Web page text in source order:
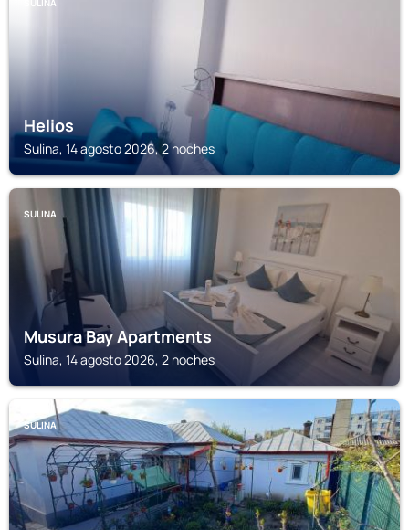
SULINA
Helios
Sulina, 14 agosto 2026, 2 noches
SULINA
Musura Bay Apartments
Sulina, 14 agosto 2026, 2 noches
SULINA